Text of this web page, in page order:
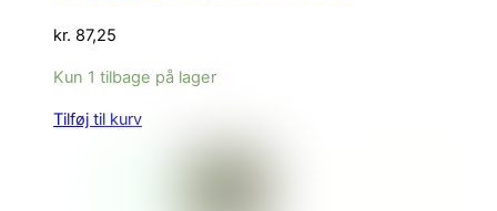
kr. 87,25
Kun 1 tilbage på lager
Tilføj til kurv